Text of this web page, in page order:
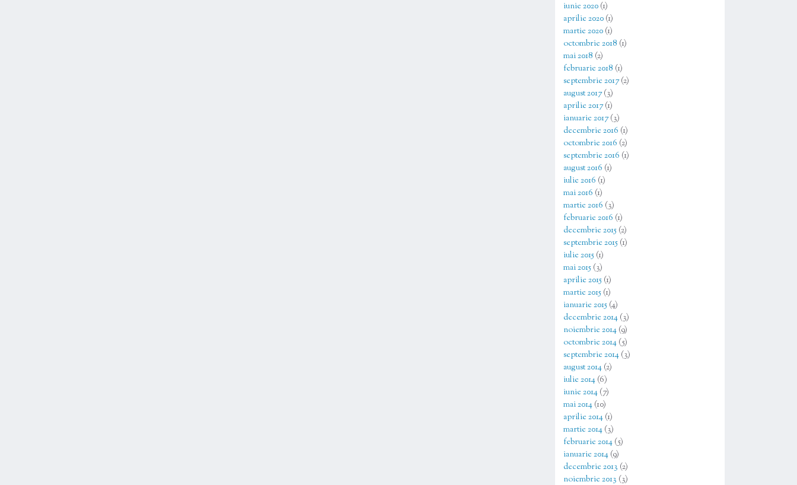
iunie 2020 (1)
aprilie 2020 (1)
martie 2020 (1)
octombrie 2018 (1)
mai 2018 (2)
februarie 2018 (1)
septembrie 2017(2)
august 2017(3)
aprilie 2017(1)
ianuarie 2017(3)
decembrie 2016 (1)
octombrie 2016 (2)
septembrie 2016 (1)
august 2016 (1)
iulie 2016 (1)
mai 2016 (1)
martie 2016 (3)
februarie 2016 (1)
decembrie 2015 (2)
septembrie 2015 (1)
iulie 2015 (1)
mai 2015 (3)
aprilie 2015 (1)
martie 2015 (1)
ianuarie 2015 (4)
decembrie 2014 (3)
noiembrie 2014 (9)
octombrie 2014 (5)
septembrie 2014 (3)
august 2014 (2)
iulie 2014 (6)
iunie 2014 (7)
mai 2014 (10)
aprilie 2014 (1)
martie 2014 (3)
februarie 2014 (5)
ianuarie 2014 (9)
decembrie 2013 (2)
noiembrie 2013 (3)